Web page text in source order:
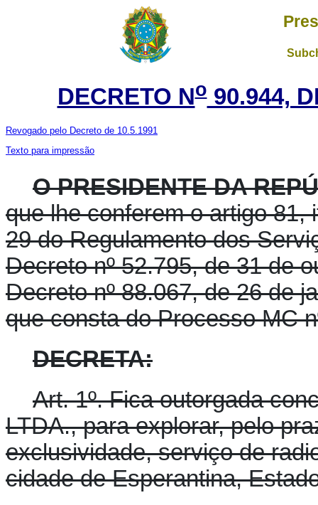
DECRETO No90.944,
Revogado pelo Decreto de 10.5.1991
Texto para impressão
O PRESIDENTE DA
que lhe conferem o artigo 81,
29 do Regulamento dos
Decreto nº 52.795, de 31 de
Decreto nº 88.067, de 26 de
que consta do Processo MC
DECRETA:
Art. 1º. Fica outorgada
LTDA., para explorar, pelo
exclusividade, serviço de
cidade de Esperantina,